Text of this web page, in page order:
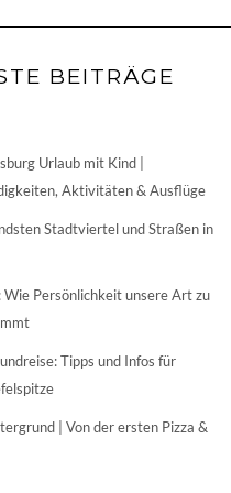
BEITRÄGE
Urlaub mit Kind |
Aktivitäten & Ausflüge
Stadtviertel und Straßen in
Wie Persönlichkeit unsere Art zu
Tipps und Infos für
| Von der ersten Pizza &